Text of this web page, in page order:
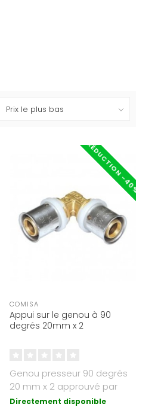
RÉDUCTION -40%
COMISA
Appui sur le genou à 90
degrés 20mm x 2
Genou presseur 90 degrés
20 mm x 2 approuvé par
KIWA
Directement disponible